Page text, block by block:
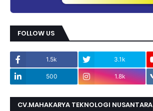
FOLLOW US
1.5k 3.1k
500 1.8k
CV.MAHAKARYA TEKNOLOGI NUSANTARA